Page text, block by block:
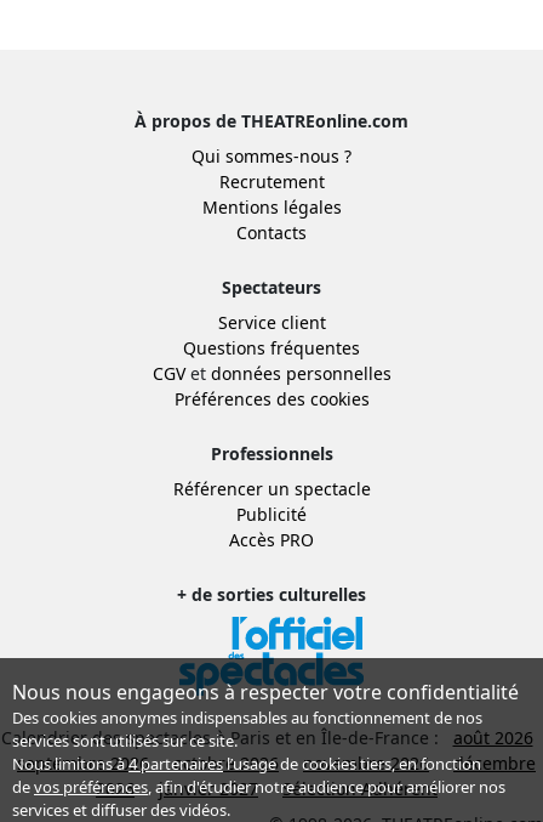
À propos de THEATREonline.com
Qui sommes-nous ?
Recrutement
Mentions légales
Contacts
Spectateurs
Service client
Questions fréquentes
CGVet données personnelles
Préférences des cookies
Professionnels
Référencer un spectacle
Publicité
Accès PRO
+ de sorties culturelles
Calendrier des spectacles à Paris et en Île-de-France :
août 2026
septembre 2026
octobre 2026 novembre 2026
décembre
2026
janvier 2027
Sélection Adhérent
Nous nous engageons à respecter votre confidentialité
Des cookies anonymes indispensables au fonctionnement de nos
services sont utilisés sur ce site.
Nous limitons à4 partenairesl’usage de cookies tiers, en fonction
devos préférences, afin d'étudier notre audience pour améliorer nos
services et diffuser des vidéos.